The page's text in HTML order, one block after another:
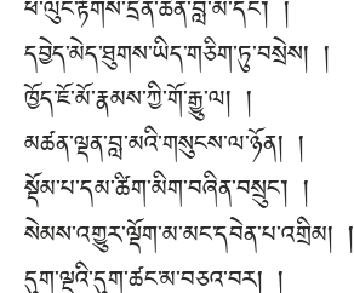
ཕ་ལུང་རྟོགས་དྲིན་ཆེན་བླ་མ་དང་། །
དབྱེད་མེད་ཐུགས་ཡིད་གཅིག་ཏུ་བསྲེས། །
ཁྱོད་ཇོ་མོ་རྣམས་ཀྱི་གོ་རྒྱུ་ལ། །
མཚན་ལྡན་བླ་མའི་གསུངས་ལ་ཉོན། །
སྡོམ་པ་དམ་ཚིག་མིག་བཞིན་བསྲུང་། །
སེམས་འགྱུར་ལྡོག་མ་མང་དབེན་པ་འགྲིམ། །